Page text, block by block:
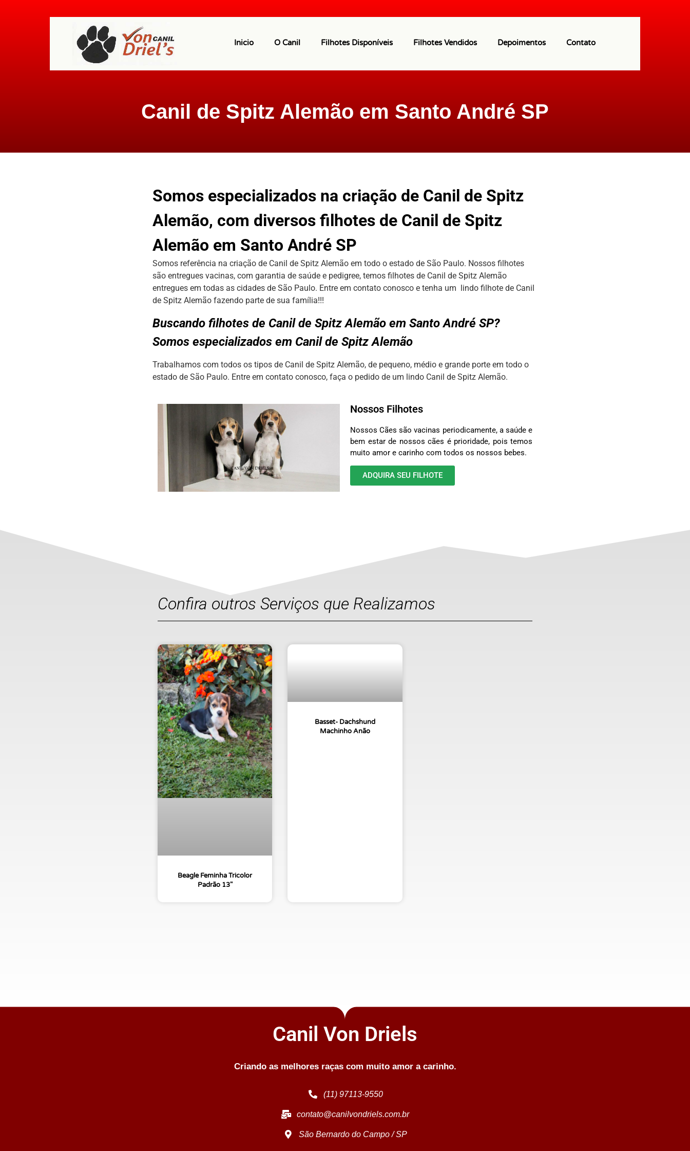
Inicio O Canil Filhotes Disponíveis Filhotes Vendidos Depoimentos Contato
Canil de Spitz Alemão em Santo André SP
Somos especializados na criação de Canil de Spitz
Alemão, com diversos filhotes de Canil de Spitz
Alemão em Santo André SP
Somos referência na criação de Canil de Spitz Alemão em todo o estado de São Paulo. Nossos filhotes
são entregues vacinas, com garantia de saúde e pedigree, temos filhotes de Canil de Spitz Alemão
entregues em todas as cidades de São Paulo. Entre em contato conosco e tenha um lindo filhote de Canil
de Spitz Alemão fazendo parte de sua família!!!
Buscando filhotes de Canil de Spitz Alemão em Santo André SP?
Somos especializados em Canil de Spitz Alemão
Trabalhamos com todos os tipos de Canil de Spitz Alemão, de pequeno, médio e grande porte em todo o
estado de São Paulo. Entre em contato conosco, faça o pedido de um lindo Canil de Spitz Alemão.
Nossos Filhotes
Nossos Cães são vacinas periodicamente, a saúde e
bem estar de nossos cães é prioridade, pois temos
muito amor e carinho com todos os nossos bebes.
ADQUIRA SEU FILHOTE
Confira outros Serviços que Realizamos
Beagle Feminha Tricolor
Padrão 13″
Basset- Dachshund
Machinho Anão
Canil Von Driels
Criando as melhores raças com muito amor a carinho.
(11) 97113-9550
contato@canilvondriels.com.br
São Bernardo do Campo / SP